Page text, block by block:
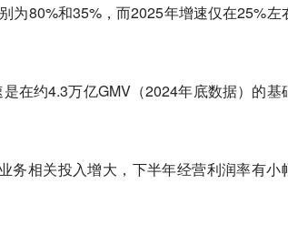
80%和35%，而2025年增速仅在25%左
在约4.3万亿GMV（2024年底数据）的基
务相关投入增大，下半年经营利润率有小